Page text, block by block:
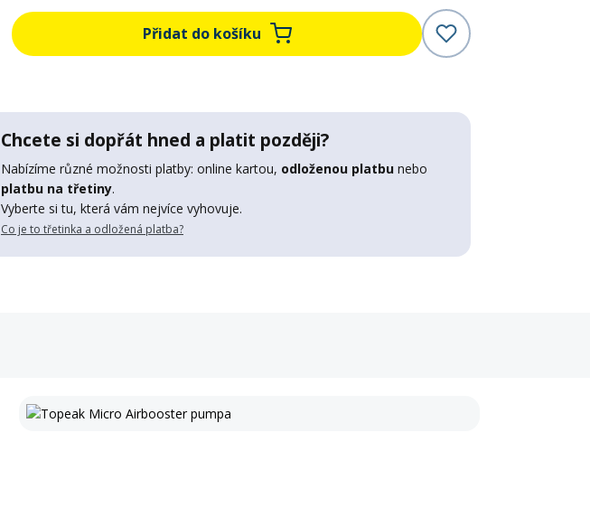
Přidat do košíku
Chcete si dopřát hned a platit později?
Nabízíme různé možnosti platby: online kartou, odloženou platbu nebo
platbu na třetiny.
Vyberte si tu, která vám nejvíce vyhovuje.
Co je to třetinka a odložená platba?